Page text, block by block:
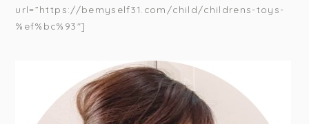
url=”https://bemyself31.com/child/childrens-toys-
%ef%bc%93″]